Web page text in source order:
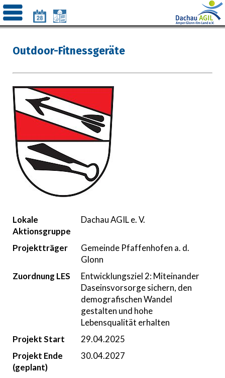
Outdoor-Fitnessgeräte
Lokale
Aktionsgruppe
Dachau AGIL e. V.
Projektträger
Gemeinde Pfaffenhofen a. d.
Glonn
Zuordnung LES
Entwicklungsziel 2: Miteinander
Daseinsvorsorge sichern, den
demografischen Wandel
gestalten und hohe
Lebensqualität erhalten
Projekt Start
29.04.2025
Projekt Ende
(geplant)
30.04.2027